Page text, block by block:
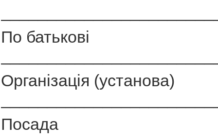
По батькові
Організація (установа)
Посада